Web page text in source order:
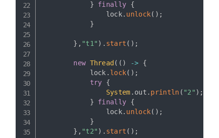
}
finally
{
                lock
. unlock( ) ;
}
} , "t1" ) . start ( ) ;
new Thread ( ( ) ->
{
            lock
. lock( ) ;
try
{
System . out . println ( "2" ) ;
}
finally
{
                lock
. unlock( ) ;
}
} , "t2" ) . start ( ) ;